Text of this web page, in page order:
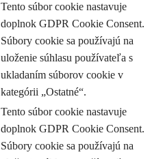
Tento súbor cookie nastavuje
doplnok GDPR Cookie Consent.
Súbory cookie sa používajú na
uloženie súhlasu používateľa s
ukladaním súborov cookie v
kategórii „Ostatné“.
Tento súbor cookie nastavuje
doplnok GDPR Cookie Consent.
Súbory cookie sa používajú na